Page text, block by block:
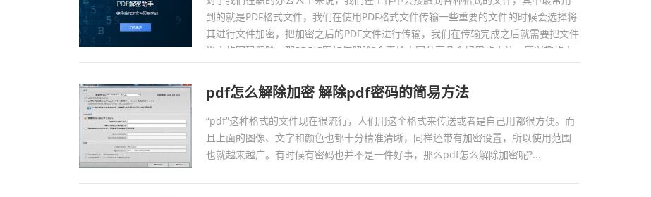
到的就是PDF格式文件，我们在使用PDF格式文件传输一些重要的文件的时候会选择将
其进行文件加密，把加密之后的PDF文件进行传输，我们在传输完成之后就需要把文件
当中的密码解除，那PDF加密如何解除?今天给大家分享几个好用的方法，感兴趣的小
伙伴们赶紧来看看。...
pdf怎么解除加密 解除pdf密码的简易方法
“pdf”这种格式的文件现在很流行，人们用这个格式来传送或者是自己用都很方便。而
且上面的图像、文字和颜色也都十分精准清晰，同样还带有加密设置，所以使用范围
也就越来越广。有时候有密码也并不是一件好事，那么pdf怎么解除加密呢?...